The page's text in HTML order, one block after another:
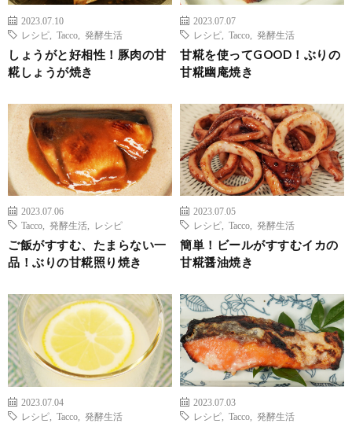
2023.07.10
レシピ
Tacco 発酵生活
しょうがと好相性！豚肉の甘
糀しょうが焼き
2023.07.07
レシピ
Tacco 発酵生活
甘糀を使ってGOOD！ぶりの
甘糀幽庵焼き
2023.07.06
Tacco
発酵生活 レシピ
ご飯がすすむ、たまらない一
品！ぶりの甘糀照り焼き
2023.07.05
レシピ
Tacco 発酵生活
簡単！ビールがすすむイカの
甘糀醤油焼き
2023.07.04
レシピ
Tacco 発酵生活
2023.07.03
レシピ
Tacco 発酵生活